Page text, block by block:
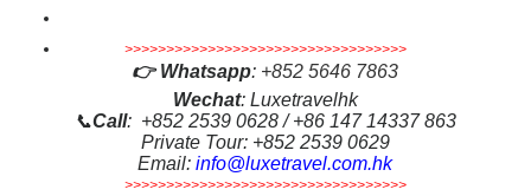
>>>>>>>>>>>>>>>>>>>>>>>>>>>>>>>>>>
👉Whatsapp: +852 5646 7863
Wechat: Luxetravelhk
📞Call: +852 2539 0628 / +86 147 14337 863
Private Tour: +852 2539 0629
Email:info@luxetravel.com.hk
>>>>>>>>>>>>>>>>>>>>>>>>>>>>>>>>>>